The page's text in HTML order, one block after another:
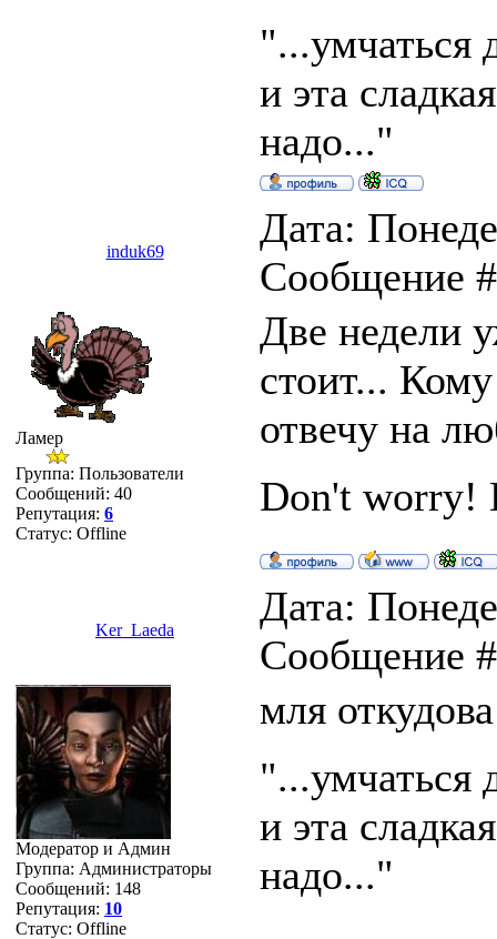
"...умчаться
и эта
надо..."
induk69
Дата:
Сообщение
Ламер
Группа: Пользователи
Сообщений: 40
Репутация: 6
Статус: Offline
Две недели
стоит...
отвечу на
Don't worry!
Ker_Laeda
Дата:
Сообщение
Модератор и Админ
Группа: Администраторы
Сообщений: 148
Репутация: 10
Статус: Offline
мля
"...умчаться
и эта
надо..."